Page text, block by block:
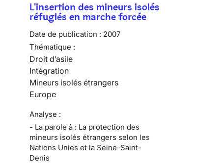
L'insertion des mineurs isolés
réfugiés en marche forcée
Date de publication : 2007
Thématique :
Droit d’asile
Intégration
Mineurs isolés étrangers
Europe
Analyse :
- La parole à : La protection des
mineurs isolés étrangers selon les
Nations Unies et la Seine-Saint-
Denis